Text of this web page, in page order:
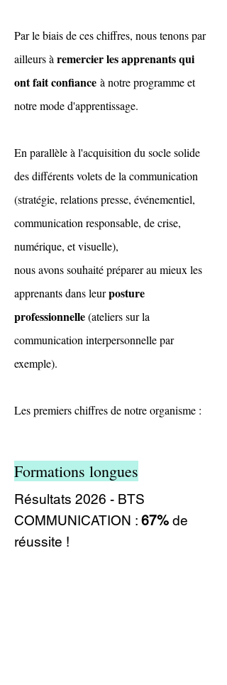
Par le biais de ces chiffres, nous tenons par
ailleurs à remercier les apprenants qui
ont fait confiance à notre programme et
notre mode d'apprentissage.
En parallèle à l'acquisition du socle solide
des différents volets de la communication
(stratégie, relations presse, événementiel,
communication responsable, de crise,
numérique, et visuelle),
nous avons souhaité préparer au mieux les
apprenants dans leurposture
professionnelle(ateliers sur la
communication interpersonnelle par
exemple).
Les premiers chiffres de notre organisme :
Formations longues
Résultats 2026 - BTS
COMMUNICATION : 67% de
réussite ​!